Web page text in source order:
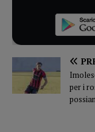
per i